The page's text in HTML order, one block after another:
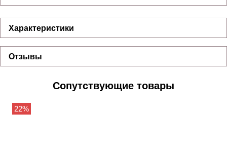
Характеристики
Отзывы
Сопутствующие товары
22%